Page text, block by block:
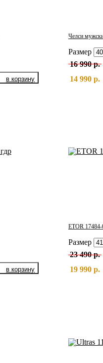
Челси
Размер
16 990 р.
14 990 р.
ETOR 17484-
Размер
23 490 р.
19 990 р.